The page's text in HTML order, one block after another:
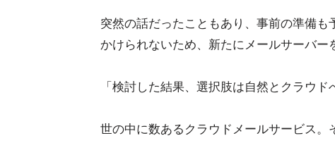
突然の話だったこともあり、事前の準備
かけられないため、新たにメールサーバー
「検討した結果、選択肢は自然とクラウ
世の中に数あるクラウドメールサービス